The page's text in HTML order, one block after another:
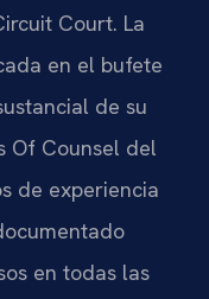
Court. La
en el bufete
de su
Of Counsel del
de experiencia
en todas las